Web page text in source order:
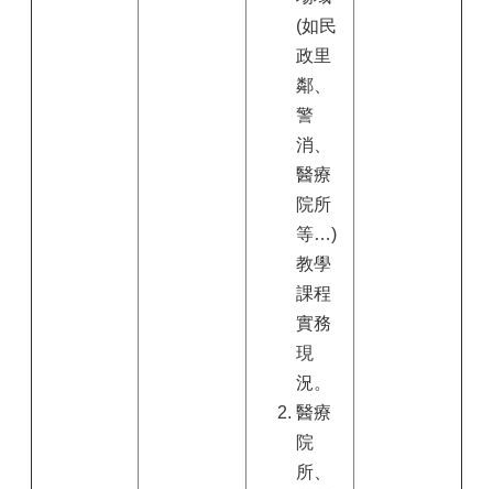
(如民
政里
鄰、
警
消、
醫療
院所
等…)
教學
課程
實務
現
況。
醫療
院
所、